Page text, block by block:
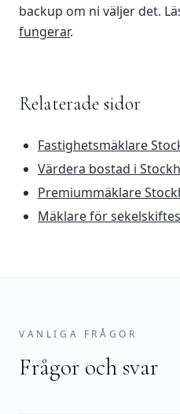
backup om ni väljer det.
fungerar.
Relaterade sidor
Fastighetsmäklare
Värdera bostad i
Premiummäklare
Mäklare för
VANLIGA FRÅGOR
Frågor och svar